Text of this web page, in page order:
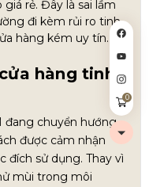
rẻ. Đây là sai lầm
đi kèm rủi ro tinh
hàng kém uy tín.
hàng tinh
đang chuyển hướng
được cảm nhận
sử dụng. Thay vì
mùi trong môi
0